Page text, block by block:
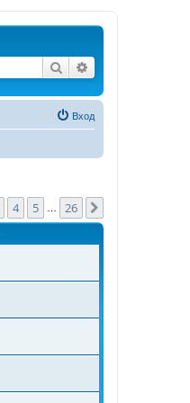
Поиск
Вход
из26
4 5 26